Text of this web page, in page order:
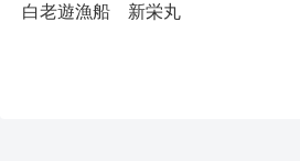
白老遊漁船 新栄丸